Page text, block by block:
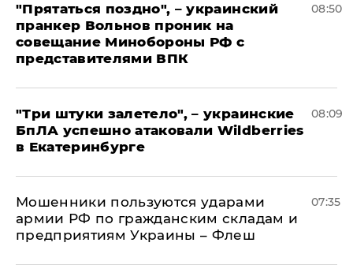
"Прятаться поздно", – украинский
пранкер Вольнов проник на
совещание Минобороны РФ с
представителями ВПК
08:50
"Три штуки залетело", – украинские
БпЛА успешно атаковали Wildberries
в Екатеринбурге
08:09
Мошенники пользуются ударами
армии РФ по гражданским складам и
предприятиям Украины – Флеш
07:35